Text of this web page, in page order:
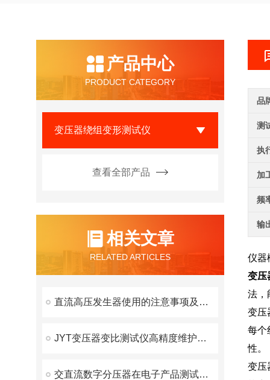
产品中心
PRODUCT CATEGORY
变压器绕组变形测试仪
查看全部产品
相关文章
RELATED ARTICLES
直流高压发生器使用的注意事项及保养注意事项
JYT变压器变比测试仪高精度维护方案
交直流数字分压器在电子产品测试领域的广泛应用与技术创新
品
测
执
加
频
输
仪器
变压
法，
变压
每个
性。
变压